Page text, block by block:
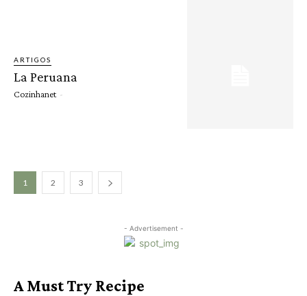
ARTIGOS
La Peruana
Cozinhanet -
1 2 3
- Advertisement -
A Must Try Recipe